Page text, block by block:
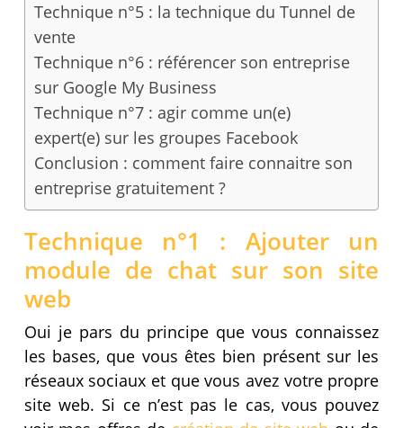
Technique n°5 : la technique du Tunnel de
vente
Technique n°6 : référencer son entreprise
sur Google My Business
Technique n°7 : agir comme un(e)
expert(e) sur les groupes Facebook
Conclusion : comment faire connaitre son
entreprise gratuitement ?
Technique n°1 : Ajouter un
module de chat sur son site
web ‍
Oui je pars du principe que vous connaissez
les bases, que vous êtes bien présent sur les
réseaux sociaux et que vous avez votre propre
site web. Si ce n’est pas le cas, vous pouvez